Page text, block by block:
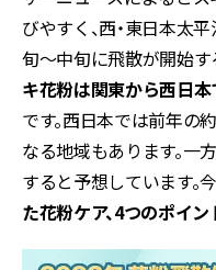
びやすく、西・東日本太
旬〜中旬に飛散が開始す
キ花粉は関東から西日
です。西日本では前年の
なる地域もあります。一
すると予想しています。
た花粉ケア、4つのポイ